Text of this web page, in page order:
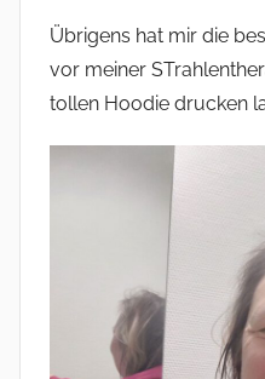
Übrigens hat mir die
vor meiner
tollen Hoodie drucken